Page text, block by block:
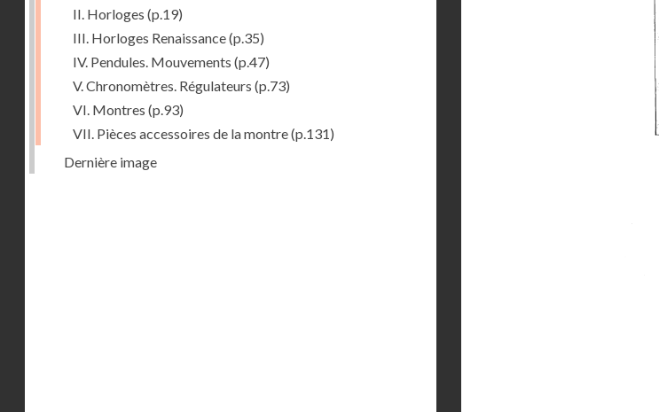
II. Horloges (p.19)
III. Horloges Renaissance(p.35)
IV. Pendules. Mouvements (p.47)
V. Chronomètres. Régulateurs (p.73)
VI. Montres (p.93)
VII. Pièces accessoires de la montre(p.131)
Dernière image